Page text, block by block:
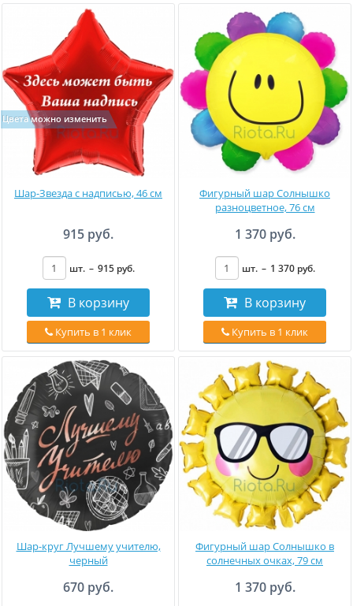
Цвета можно изменить
Шар-Звезда с надписью, 46 см
915 руб.
шт. – 915 руб.
В корзину
Купить в 1 клик
Фигурный шар Солнышко
разноцветное, 76 см
1 370 руб.
шт. – 1 370 руб.
В корзину
Купить в 1 клик
Шар-круг Лучшему учителю,
черный
670 руб.
Фигурный шар Солнышко в
солнечных очках, 79 см
1 370 руб.